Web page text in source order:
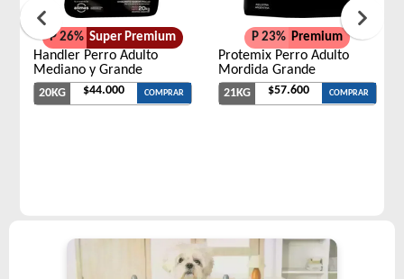
P 26% Super Premium
Handler Perro Adulto
Mediano y Grande
20KG $44.000 COMPRAR
P 23% Premium
Protemix Perro Adulto
Mordida Grande
21KG $57.600 COMPRAR